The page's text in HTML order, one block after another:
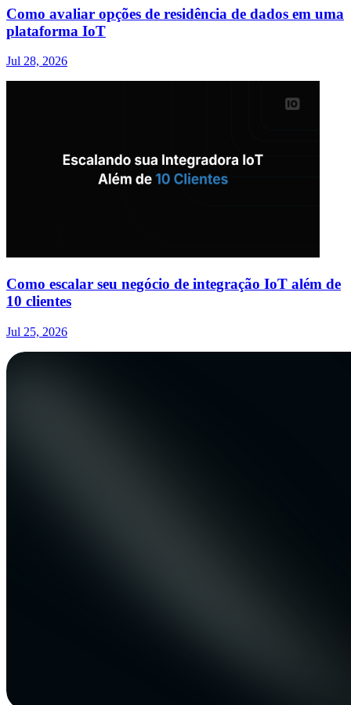
Como avaliar opções de residência de dados em uma
plataforma IoT
Jul 28, 2026
Como escalar seu negócio de integração IoT além de
10 clientes
Jul 25, 2026